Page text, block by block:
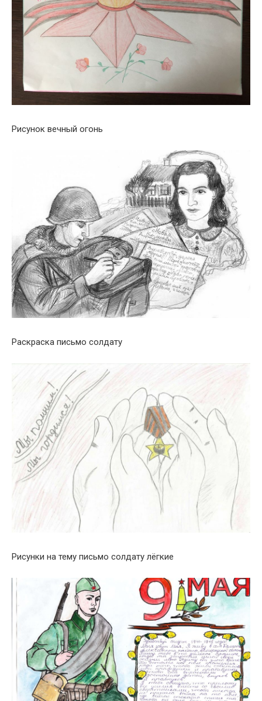
Рисунок вечный огонь
Раскраска письмо солдату
Рисунки на тему письмо солдату лёгкие